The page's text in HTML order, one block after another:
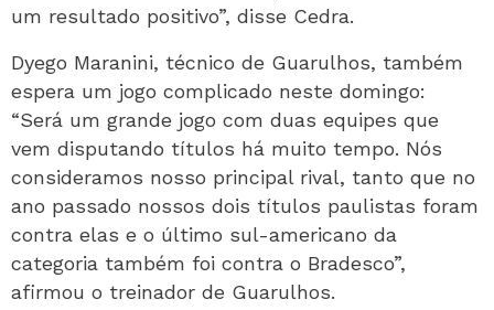
um resultado positivo”, disse Cedra.
Dyego Maranini, técnico de Guarulhos, também
espera um jogo complicado neste domingo:
“Será um grande jogo com duas equipes que
vem disputando títulos há muito tempo. Nós
consideramos nosso principal rival, tanto que no
ano passado nossos dois títulos paulistas foram
contra elas e o último sul-americano da
categoria também foi contra o Bradesco”,
afirmou o treinador de Guarulhos.